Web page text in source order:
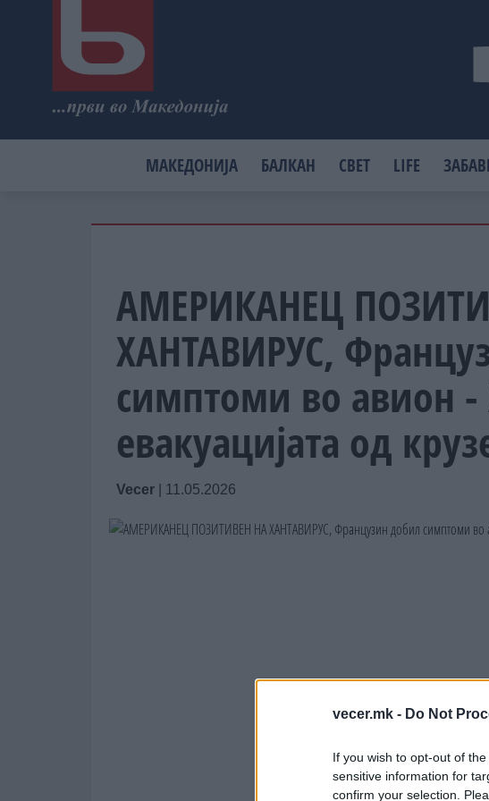
vecer.mk - Do Not
If you wish to opt-out of
sensitive information for
confirm your selection.
МАКЕДОНИЈА БАЛКАН СВЕТ LIFE
АМЕРИКАНЕЦ
ХАНТАВИРУС,
симптоми во авион -
евакуацијата од
Vecer 11.05.2026